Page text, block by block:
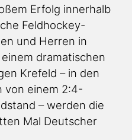
Erfolg innerhalb
Feldhockey-
und Herren in
dramatischen
Krefeld – in den
von einem 2:4-
– werden die
Mal Deutscher